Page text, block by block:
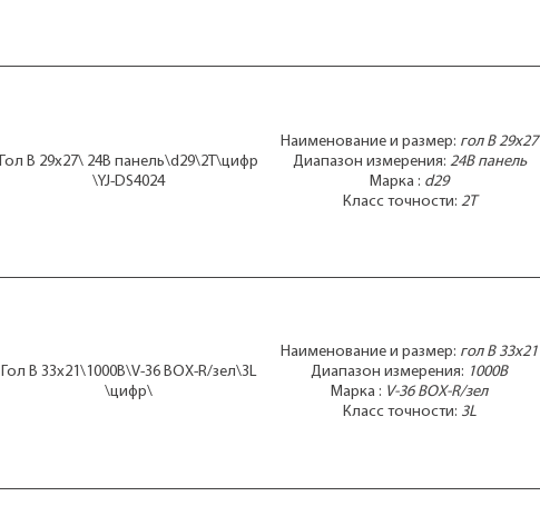
Гол В 29x27\ 24В панель\d29\2T\цифр
\YJ-DS4024
Наименование и размер: гол В 29x27
Диапазон измерения: 24В панель
Марка : d29
Класс точности: 2T
Гол В 33x21\1000В\V-36 BOX-R/зел\3L
\цифр\
Наименование и размер: гол В 33x21
Диапазон измерения: 1000В
Марка : V-36 BOX-R/зел
Класс точности: 3L